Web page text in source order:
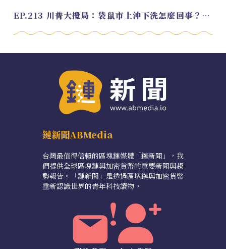
EP.213 川普大攪局：袋鼠市上沖下洗怎麼回事？feat. Alvin
鏈新聞ABMedia
台灣最值得信賴的區塊鏈媒體「鏈新聞」，我
們提供全球區塊鏈與加密貨幣的重要新聞與趨
勢報告。「鏈新聞」是透過區塊鏈與加密貨幣
重新認識世界的青年科技讀物。